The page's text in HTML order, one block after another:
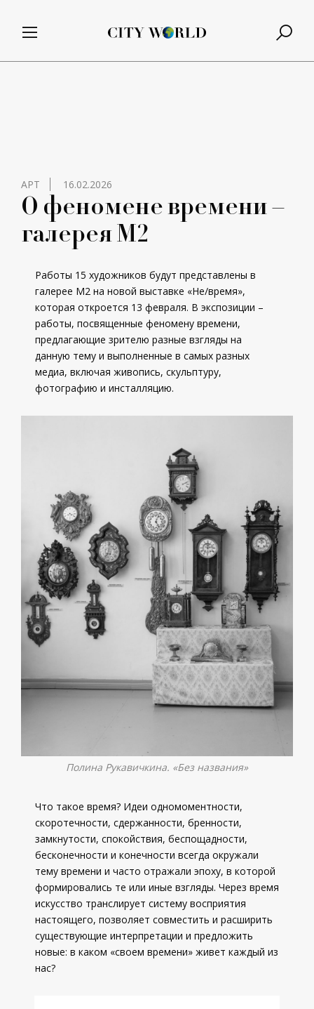
АРТ 16.02.2026
О феномене времени –
галерея М2
Работы 15 художников будут представлены в
галерее М2 на новой выставке «Не/время»,
которая откроется 13 февраля. В экспозиции –
работы, посвященные феномену времени,
предлагающие зрителю разные взгляды на
данную тему и выполненные в самых разных
медиа, включая живопись, скульптуру,
фотографию и инсталляцию.
Полина Рукавичкина. «Без названия»
Что такое время? Идеи одномоментности,
скоротечности, сдержанности, бренности,
замкнутости, спокойствия, беспощадности,
бесконечности и конечности всегда окружали
тему времени и часто отражали эпоху, в которой
формировались те или иные взгляды. Через время
искусство транслирует систему восприятия
настоящего, позволяет совместить и расширить
существующие интерпретации и предложить
новые: в каком «своем времени» живет каждый из
нас?